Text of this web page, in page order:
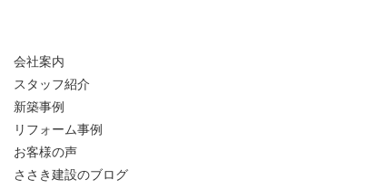
会社案内
スタッフ紹介
新築事例
リフォーム事例
お客様の声
ささき建設のブログ